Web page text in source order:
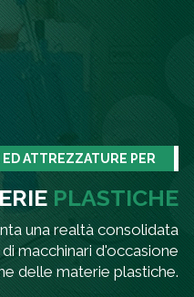
ED ATTREZZATURE PER
PLASTICHE
una realtà consolidata
macchinari d'occasione
delle materie plastiche.